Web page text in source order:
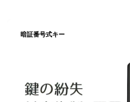
暗証番号式キー